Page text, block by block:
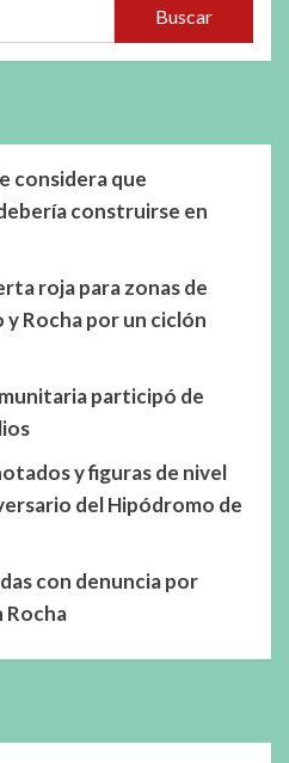
Buscar
considera que
construirse en
roja para zonas de
Rocha por un ciclón
participó de
y figuras de nivel
del Hipódromo de
con denuncia por
Rocha